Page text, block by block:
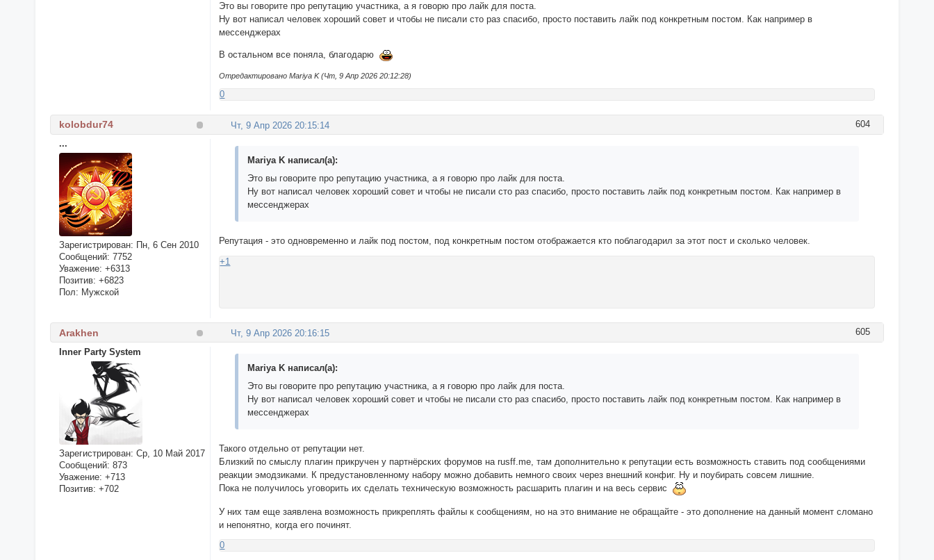
Это вы говорите про репутацию участника, а я говорю про лайк для поста.
Ну вот написал человек хороший совет и чтобы не писали сто раз спасибо, просто поставить лайк под конкретным постом. Как например в
мессенджерах
В остальном все поняла, благодарю
Отредактировано Mariya K (Чт, 9 Апр 2026 20:12:28)
0
604
Чт, 9 Апр 2026 20:15:14
kolobdur74
...
Зарегистрирован: Пн, 6 Сен 2010
Сообщений: 7752
Уважение: +6313
Позитив: +6823
Пол: Мужской
Mariya K написал(а):
Это вы говорите про репутацию участника, а я говорю про лайк для поста.
Ну вот написал человек хороший совет и чтобы не писали сто раз спасибо, просто поставить лайк под конкретным постом. Как например в
мессенджерах
Репутация - это одновременно и лайк под постом, под конкретным постом отображается кто поблагодарил за этот пост и сколько человек.
+1
605
Чт, 9 Апр 2026 20:16:15
Arakhen
Inner Party System
Зарегистрирован: Ср, 10 Май 2017
Сообщений: 873
Уважение: +713
Позитив: +702
Mariya K написал(а):
Это вы говорите про репутацию участника, а я говорю про лайк для поста.
Ну вот написал человек хороший совет и чтобы не писали сто раз спасибо, просто поставить лайк под конкретным постом. Как например в
мессенджерах
Такого отдельно от репутации нет.
Близкий по смыслу плагин прикручен у партнёрских форумов на rusff.me, там дополнительно к репутации есть возможность ставить под сообщениями
реакции эмодзиками. К предустановленному набору можно добавить немного своих через внешний конфиг. Ну и поубирать совсем лишние.
Пока не получилось уговорить их сделать техническую возможность расшарить плагин и на весь сервис
У них там еще заявлена возможность прикреплять файлы к сообщениям, но на это внимание не обращайте - это дополнение на данный момент сломано
и непонятно, когда его починят.
0